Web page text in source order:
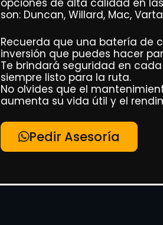
opciones de alta calidad en
son: Duncan, Willard, Mac,
Recuerda que una batería de
inversión que puedes hacer
Te brindará seguridad en
siempre listo para la ruta.
No olvides que el
aumenta su vida útil y el
Pedir Asesoría